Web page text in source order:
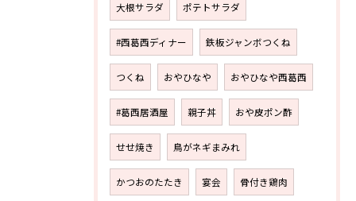
大根サラダ ポテトサラダ
#西葛西ディナー 鉄板ジャンボつくね
つくね おやひなや おやひなや西葛西
#葛西居酒屋 親子丼 おや皮ポン酢
せせ焼き 鳥がネギまみれ
かつおのたたき 宴会 骨付き鶏肉